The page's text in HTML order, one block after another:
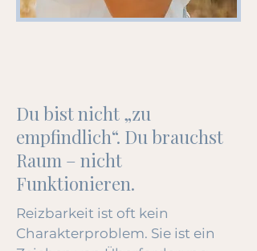
Du bist nicht „zu
empfindlich“. Du brauchst
Raum – nicht
Funktionieren.
Reizbarkeit ist oft kein
Charakterproblem. Sie ist ein